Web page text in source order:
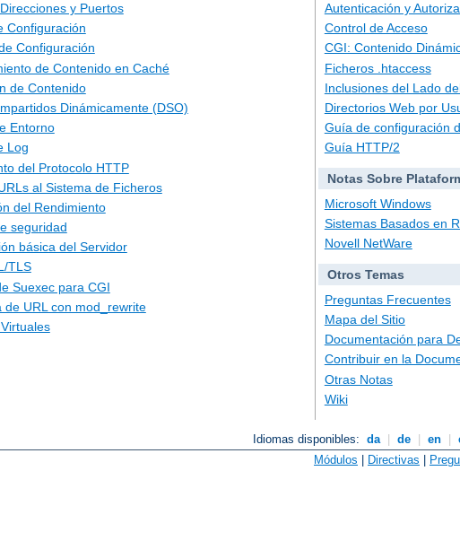
y Puertos
Configuración
Configuración
de Contenido en Caché
de Contenido
Dinámicamente (DSO)
Entorno
Log
del Protocolo HTTP
al Sistema de Ficheros
del Rendimiento
seguridad
básica del Servidor
TLS
Suexec para CGI
de URL con mod_rewrite
Autenticación y
Control de Acceso
CGI: Contenido
Ficheros .htaccess
Inclusiones del Lado
Directorios Web por
Guía de configuración
Guía HTTP/2
Notas Sobre
Microsoft Windows
Sistemas Basados en
Novell NetWare
Otros Temas
Preguntas Frecuentes
Mapa del Sitio
Documentación para
Contribuir en la
Otras Notas
Wiki
Idiomas disponibles: da de en
Módulos | Directivas |